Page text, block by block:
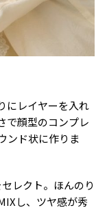
にレイヤーを入れ
で顔型のコンプレ
ンド状に作りま
レクト。ほんのり
し、ツヤ感が秀